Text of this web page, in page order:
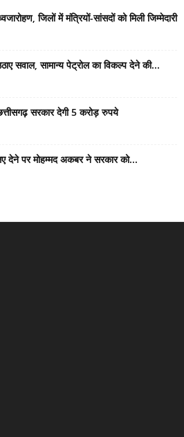
जिलों में मंत्रियों-सांसदों को मिली जिम्मेदारी
सवाल, सामान्य पेट्रोल का विकल्प देने की...
सरकार देगी 5 करोड़ रुपये
देने पर मोहम्मद अकबर ने सरकार को...